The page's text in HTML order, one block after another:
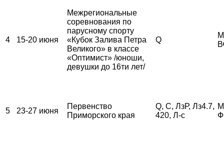
4 15-20 июня
Межрегиональные
соревнования по
парусному спорту
«Кубок Залива Петра
Великого» в классе
«Оптимист» /юноши,
девушки до 16ти лет/
Q
5 23-27 июня
Первенство
Приморского края
Q, С, ЛзР, Лз4.7,
420, Л-с